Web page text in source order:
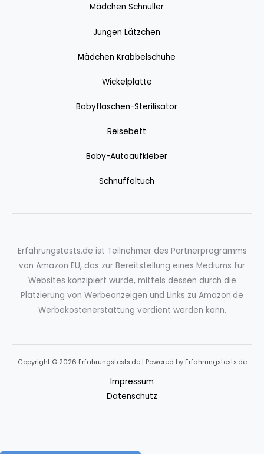
Mädchen Schnuller
Jungen Lätzchen
Mädchen Krabbelschuhe
Wickelplatte
Babyflaschen-Sterilisator
Reisebett
Baby-Autoaufkleber
Schnuffeltuch
Erfahrungstests.de ist Teilnehmer des Partnerprogramms
von Amazon EU, das zur Bereitstellung eines Mediums für
Websites konzipiert wurde, mittels dessen durch die
Platzierung von Werbeanzeigen und Links zu Amazon.de
Werbekostenerstattung verdient werden kann.
Copyright © 2026 Erfahrungstests.de | Powered by Erfahrungstests.de
Impressum
Datenschutz